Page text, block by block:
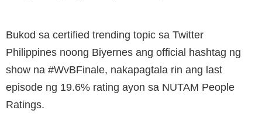
Bukod sa certified trending topic sa Twitter
Philippines noong Biyernes ang official hashtag ng
show na #WvBFinale, nakapagtala rin ang last
episode ng 19.6% rating ayon sa NUTAM People
Ratings.